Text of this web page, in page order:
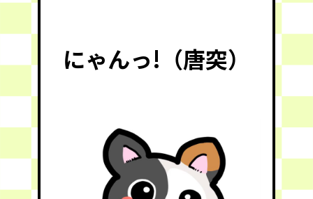
にゃんっ!（唐突）